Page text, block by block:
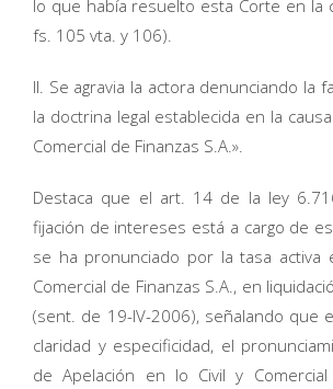
lo que había resuelto esta Corte en la
fs. 105 vta. y 106).
II. Se agravia la actora denunciando la
la doctrina legal establecida en la
Comercial de Finanzas S.A.».
Destaca que el art. 14 de la ley
fijación de intereses está a cargo de
se ha pronunciado por la tasa activa
Comercial de Finanzas S.A., en
(sent. de 19-IV-2006), señalando que
claridad y especificidad, el
de Apelación en lo Civil y